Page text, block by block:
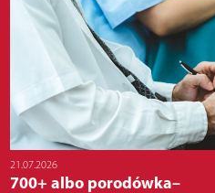
21.07.2026
700+ albo porodówka–